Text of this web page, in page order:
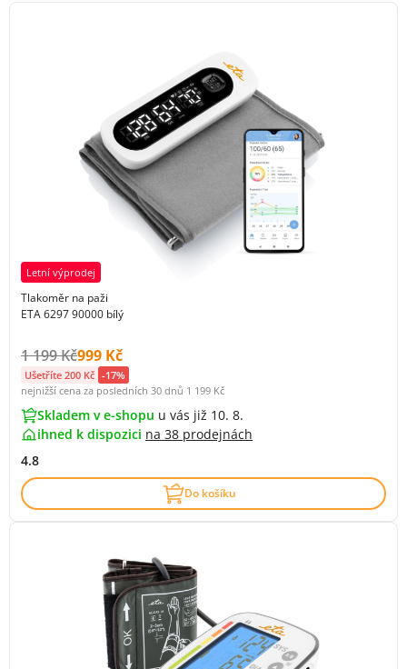
Letní výprodej
Tlakoměr na paži
ETA 6297 90000 bílý
Původní cena s DPH:
1 199 KčCena s DPH:
999 Kč
Ušetříte 200 Kč -17%
nejnižší cena za posledních 30 dnů 1 199 Kč
Skladem v e-shopu u vás již 10. 8.
ihned k dispozici na 38 prodejnách
4.8
Do košíku